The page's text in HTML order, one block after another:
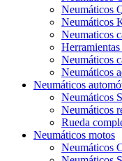
Neumáticos
Neumáticos
Neumaticos
Neumáticos
Neumáticos
Neumáticos
Neumáticos
Neumáticos
Rueda
Neumáticos motos
Neumáticos